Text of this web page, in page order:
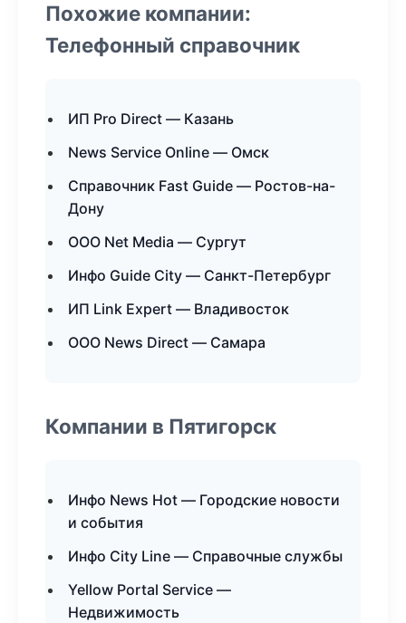
Похожие компании:
Телефонный справочник
ИП Pro Direct — Казань
News Service Online — Омск
Справочник Fast Guide — Ростов-на-
Дону
ООО Net Media — Сургут
Инфо Guide City — Санкт-Петербург
ИП Link Expert — Владивосток
ООО News Direct — Самара
Компании в Пятигорск
Инфо News Hot — Городские новости
и события
Инфо City Line — Справочные службы
Yellow Portal Service —
Недвижимость